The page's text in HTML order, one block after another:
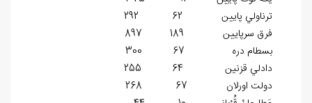
ترناولي پايين 62 292
فرق سرپايين 189 897
بسطام دره 67 300
دادلي قزنين 64 255
دولت اورلان 67 268